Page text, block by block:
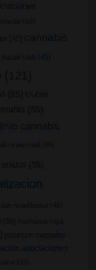
(40)
(45) cannabis
club (45)
(121)
(65) clubes
(65)
cannabis
personal (35)
(55)
marihuana (46)
(38)
marihuana legal
posesion cannabis
asociaciones
(39)